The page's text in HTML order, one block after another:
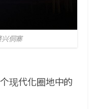
侗寨
现代化圈地中的